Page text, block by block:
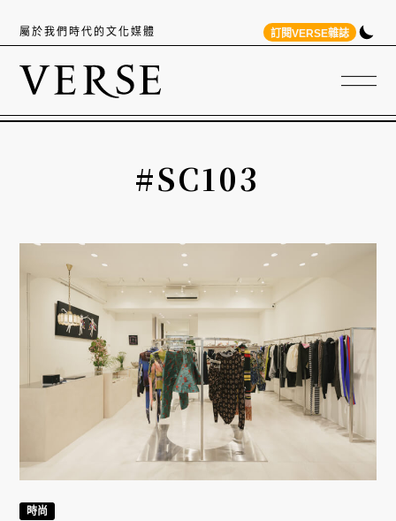
屬於我們時代的文化媒體 訂閱VERSE雜誌
#SC103
時尚